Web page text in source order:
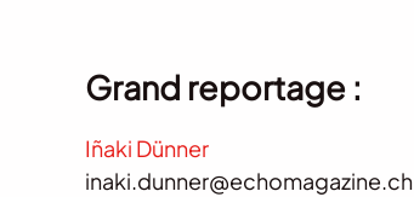
Grand reportage :
Iñaki Dünner
inaki.dunner@echomagazine.ch